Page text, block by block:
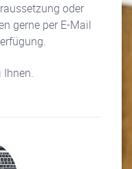
oder
gerne per E-Mail
Ihnen.